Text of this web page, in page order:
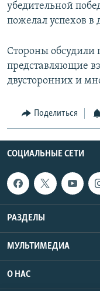
убедительной
пожелал успехов в
Стороны обсудили
представляющие
двусторонних и
Поделиться
СОЦИАЛЬНЫЕ СЕТИ
РАЗДЕЛЫ
МУЛЬТИМЕДИА
О НАС